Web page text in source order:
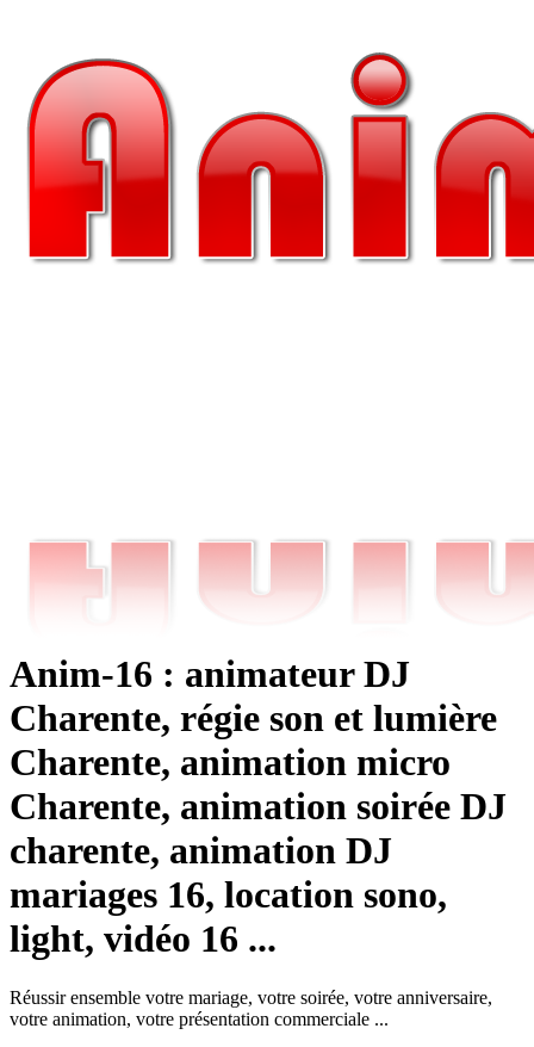
Anim-16 : animateur DJ
Charente, régie son et lumière
Charente, animation micro
Charente, animation soirée DJ
charente, animation DJ
mariages 16, location sono,
light, vidéo 16 ...
Réussir ensemble votre mariage, votre soirée, votre anniversaire,
votre animation, votre présentation commerciale ...